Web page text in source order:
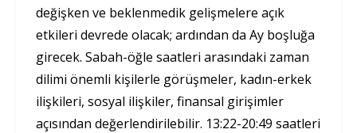
değişken ve beklenmedik gelişmelere açık
etkileri devrede olacak; ardından da Ay boşluğa
girecek. Sabah-öğle saatleri arasındaki zaman
dilimi önemli kişilerle görüşmeler, kadın-erkek
ilişkileri, sosyal ilişkiler, finansal girişimler
açısından değerlendirilebilir. 13:22-20:49 saatleri